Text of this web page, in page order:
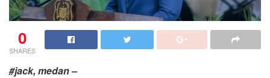
0
SHARES
#jack, medan –